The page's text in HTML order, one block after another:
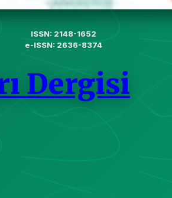
ISSN: 2148-1652
e-ISSN: 2636-8374
Dergisi